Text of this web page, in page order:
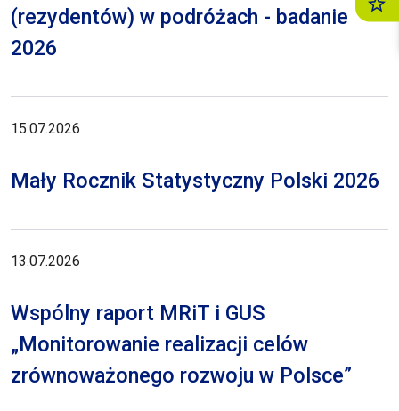
(rezydentów) w podróżach - badanie
2026
15.07.2026
Mały Rocznik Statystyczny Polski 2026
13.07.2026
Wspólny raport MRiT i GUS
„Monitorowanie realizacji celów
zrównoważonego rozwoju w Polsce”